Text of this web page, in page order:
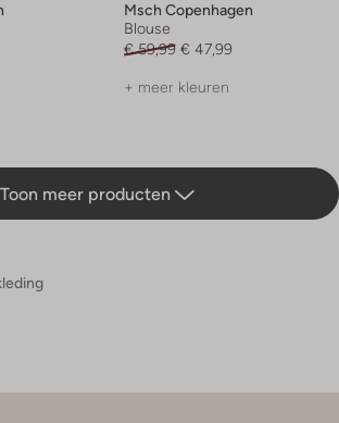
Msch Copenhagen
Blouse
€ 59,99 € 47,99
+ meer kleuren
Toon meer producten